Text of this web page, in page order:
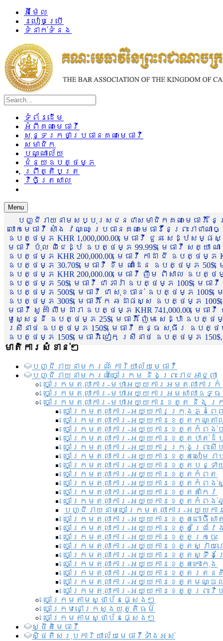
អ៊ីម៉ែល
របៀបប្រើ
ទំនាក់ទំនង
ទំព័រដើម
អំពីគណៈមេធាវី
សុន្ទរកថាប្រធានគណៈមេធាវី
សមាជិក
បណ្ណាល័យ
ជំនួយឧបត្ថម្ភ
ព្រឹត្តិបត្រ
វិចិត្រសាល
Menu
បញ្ជីរាយនាមសប្បុរសជនជាសមាជិកគណៈមេធាវី
លោកមេធាវី សាំង វណ្ណៈ ប្រធានគណៈមេធាវីនៃព្រះរា
ឧបត្ថម្ភ KHR 1,000,000.00, មេធាវី ជួន សេដ្ឋស
មេធាវី ប៉ុល ពិជេដ្ឋ ឧបត្ថម្ភ 99.99$, មេធាវី សត្យា ណ
ឧបត្ថម្ភ KHR 200,000.00, មេធាវី កាដា ជី ឧបត្ថម្ភ
ឧបត្ថម្ភ 30.70$, មេធាវី ខឹម ណាដែន ឧបត្ថម្ភ 50$,
ឧបត្ថម្ភ KHR 200,000.00, មេធាវី ញឹម ពិសាល ឧបត្ថ
ឧបត្ថម្ភ 50$, មេធាវី ជា ភារ៉ា ឧបត្ថម្ភ 100$, មេ
ឧបត្ថម្ភ 500$, មេធាវី ជា សុខចាន់ ឧបត្ថម្ភ
ឧបត្ថម្ភ 300$, មេធាវី កែ ឆដាផស្ស ឧបត្ថម្ភ
មេធាវី សួគ៌ា លឹមដារា ឧបត្ថម្ភ KHR 741,000.00, មេ
មូសេ្សន្នី ឧបត្ថម្ភ 25$, មេធាវី ញ៉ែម សេដ្ឋា ឧបត្ថ
ស្រីនាថ ឧបត្ថម្ភ 150$, មេធាវី គន្ធ សុធីរ ឧបត្ថម្ភ
ឧបត្ថម្ភ 150$, មេធាវី ជៀក ស្រីនាថ ឧបត្ថម្ភ 150$,
មាតិការសំខាន់ៗ
បញ្ជី​រាយ​នាមករណ៍ ការិយាល័យ​មេធាវី​
បញ្ជី​រាយ​នាមករណ៍​ចៅក្រម និងព្រះរាជអាជ្ញា
ចៅក្រមតុលាការ-មហាអយ្យការអមតុលាការ
ចៅក្រមតុលាការ-មហាអយ្យការអមសាលាឧទ្
ចៅក្រមតុលាការ-មហាអយ្យការខេត្ត និង ក្
ចៅក្រមតុលាការ-អយ្យការក្រុងភ្នំពេ
ចៅក្រមតុលាការ-អយ្យការខេត្តកណ្តា
ចៅក្រមតុលាការ-អយ្យការខេត្តកំពង់ច
ចៅក្រមតុលាការ-អយ្យការខេត្តបាត់ដំ
ចៅក្រមតុលាការ-អយ្យការ​ក្រុងព្រះសី
ចៅក្រមតុលាការ-អយ្យការខេត្តសៀមរា
ចៅក្រមតុលាការ-អយ្យការខេត្តបន្ទា
ចៅក្រមតុលាការ-អយ្យការខេត្តកំពត
ចៅក្រមតុលាការ-អយ្យការខេត្តកំពង់
ចៅក្រមតុលាការ-អយ្យការខេត្តតាកែវ
ចៅក្រមតុលាការ-អយ្យការខេត្តកំពង់
បញ្ជីរាយនាមចៅក្រមតុលាការ-អយ្យក
ចៅក្រមតុលាការ-អយ្យការខេត្តពោធិ៍សា
ចៅក្រមតុលាការ-អយ្យការខេត្តព្រៃវែ
ចៅក្រមតុលាការ-អយ្យការខេត្តក្រចេះ
ចៅក្រមតុលាការ-អយ្យការខេត្តស្វាយ
ចៅក្រមតុលាការ-អយ្យការខេត្តស្ទឹង
ចៅក្រមតុលាការ-អយ្យការខេត្តកោះកុង
ចៅក្រមតុលាការ-អយ្យការខេត្តរតន
ចៅក្រមតុលាការ-អយ្យការខេត្តមណ្
ចៅក្រមតុលាការ-អយ្យការខេត្តព្រះវិហ
ចៅក្រមតាមស្ថាប័នផ្សេងៗ
ចៅក្រមនៅក្រសួងយុត្តិធម៌
ចៅក្រមតាមស្ថាប័នផ្សេងៗ
ស្ថិតិមេធាវី
សិ្ថតិសរុបការិយាល័យមេធាវីទាំងអស់​